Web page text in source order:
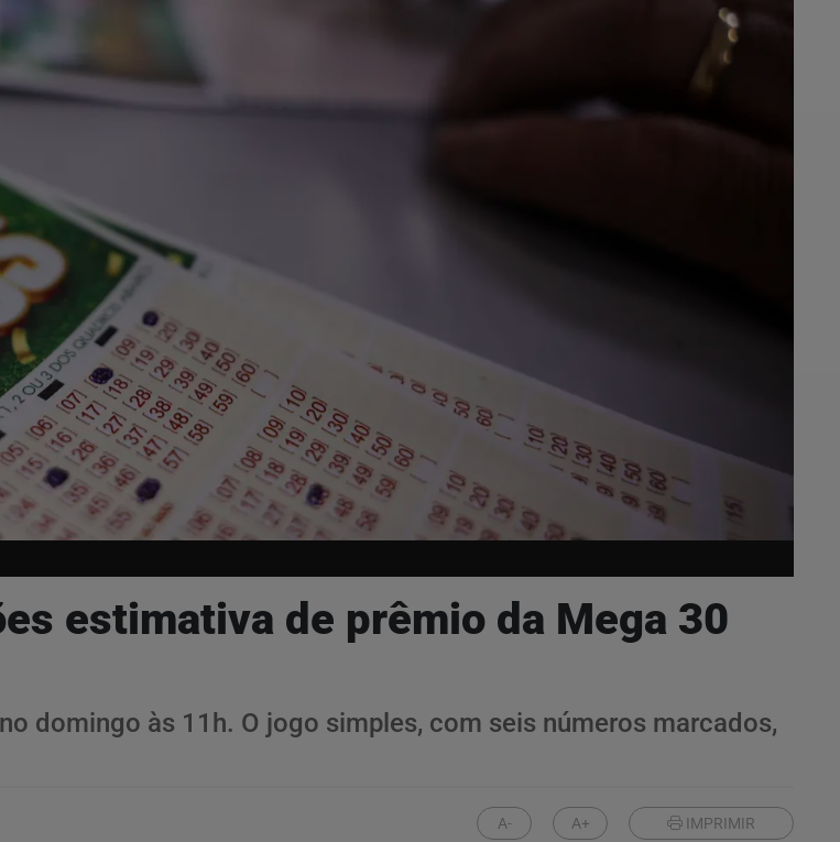
estimativa de prêmio da Mega 30
domingo às 11h. O jogo simples, com seis números marcados,
A- A+ IMPRIMIR